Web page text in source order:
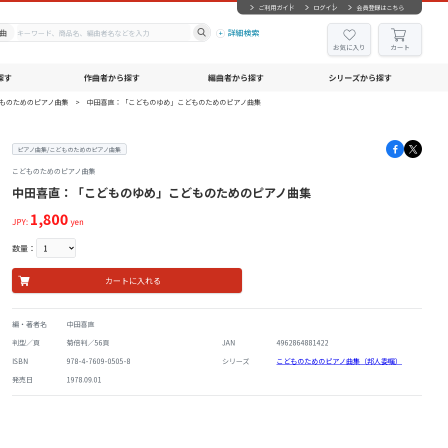
ご利用ガイド ログイン 会員登録はこちら
詳細検索
お気に入り カート
す 作曲者から探す 編曲者から探す シリーズから探す
のためのピアノ曲集 中田喜直：「こどものゆめ」こどものためのピアノ曲集
ピアノ曲集/こどものためのピアノ曲集
こどものためのピアノ曲集
中田喜直：「こどものゆめ」こどものためのピアノ曲集
JPY: 1,800 yen
数量：
カートに入れる
編・著者名
中田喜直
判型／頁
菊倍判／56頁 JAN
4962864881422
ISBN
978-4-7609-0505-8 シリーズ
こどものためのピアノ曲集（邦人委嘱）
発売日
1978.09.01